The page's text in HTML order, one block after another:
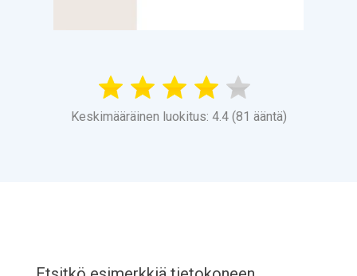
Keskimääräinen luokitus: 4.4 (81 ääntä)